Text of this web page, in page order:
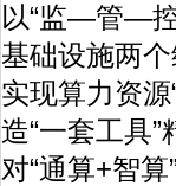
以“监—管—
基础设施两
实现算力资
造“一套工具
对“通算+智